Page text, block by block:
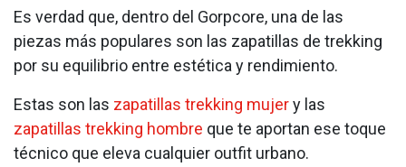
Es verdad que, dentro del Gorpcore, una de las
piezas más populares son las zapatillas de trekking
por su equilibrio entre estética y rendimiento.
Estas son las zapatillas trekking mujery las
zapatillas trekking hombre que te aportan ese toque
técnico que eleva cualquier outfit urbano.